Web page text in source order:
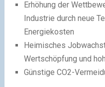
Erhöhung der
Industrie durch neue
Energiekosten
Heimisches
Wertschöpfung und
Günstige CO2-